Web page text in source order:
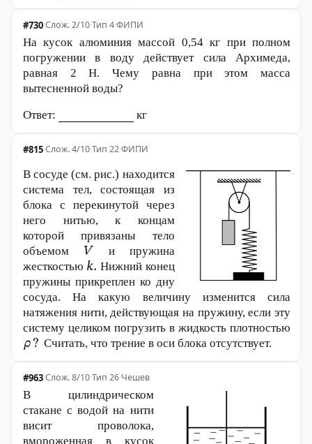
#730· 2/10·Тип 4·ФИПИ
На кусок алюминия массой 0,54 кг при полном
погружении в воду действует сила Архимеда,
равная 2 Н. Чему равна при этом масса
вытесненной воды?
Ответ: кг
#815· 4/10·Тип 22·ФИПИ
В сосуде (см. рис.) находится
система тел, состоящая из
блока с перекинутой через
него нитью, к концам
которой привязаны тело
объемом
и пружина
жесткостью
Нижний конец
пружины прикреплен ко дну
сосуда. На какую величину изменится сила
натяжения нити, действующая на пружину, если эту
систему целиком погрузить в жидкость плотностью
Считать, что трение в оси блока отсутствует.
#963· 8/10·Тип 26·Чешев
В цилиндрическом
стакане с водой на нити
висит проволока,
вмороженная в кусок